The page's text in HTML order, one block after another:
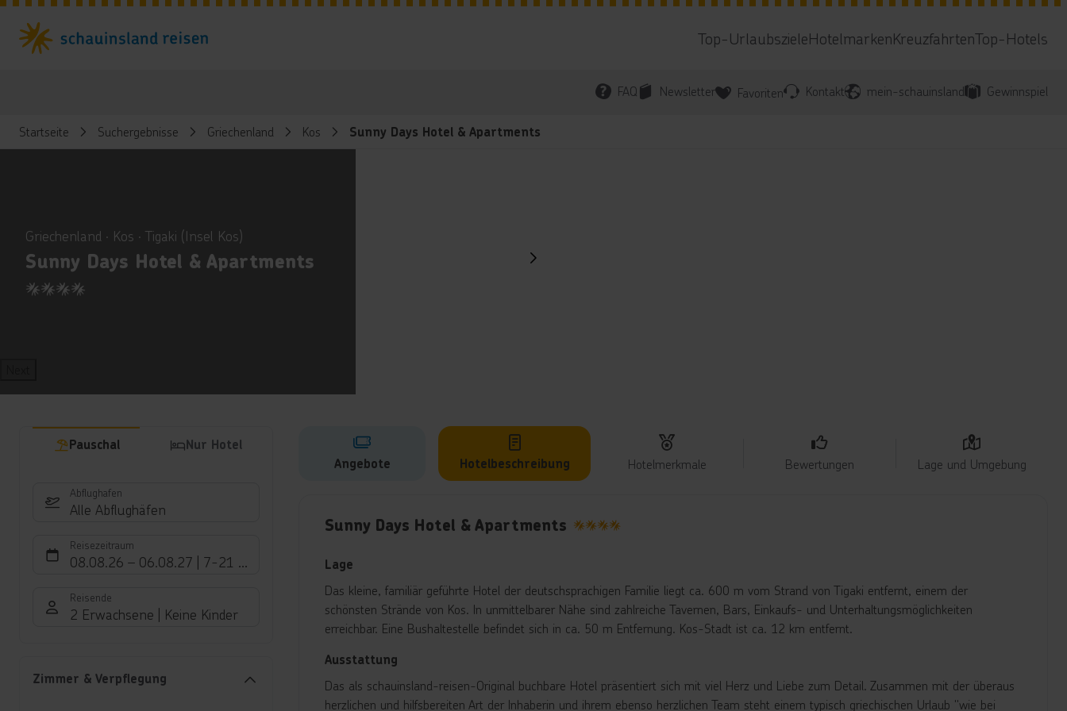
Top-UrlaubszieleHotelmarkenKreuzfahrtenTop-Hotels
FAQ Newsletter Favoriten Kontakt mein-schauinsland Gewinnspiel
Startseite Suchergebnisse Griechenland Kos Sunny Days Hotel & Apartments
Griechenland ∙ Kos ∙ Tigaki (Insel Kos)
Sunny Days Hotel & Apartments
4
Pauschal Nur Hotel
Abflughafen
Alle Abflughäfen
Reisezeitraum
08.08.26 – 06.08.27 7-21 Nächte
Reisende
2 Erwachsene Keine Kinder
Zimmer & Verpflegung
Angebote Hotelbeschreibung Hotelmerkmale Bewertungen Lage und Umgebung
Sunny Days Hotel & Apartments
Lage
Das kleine, familiär geführte Hotel der deutschsprachigen Familie liegt ca. 600 m vom Strand von Tigaki entfernt, einem der
schönsten Strände von Kos. In unmittelbarer Nähe sind zahlreiche Tavernen, Bars, Einkaufs- und Unterhaltungsmöglichkeiten
erreichbar. Eine Bushaltestelle befindet sich in ca. 50 m Entfernung. Kos-Stadt ist ca. 12 km entfernt.
Ausstattung
Das als schauinsland-reisen-Original buchbare Hotel präsentiert sich mit viel Herz und Liebe zum Detail. Zusammen mit der überaus
herzlichen und hilfsbereiten Art der Inhaberin und ihrem ebenso herzlichen Team steht einem typisch griechischen Urlaub "wie bei